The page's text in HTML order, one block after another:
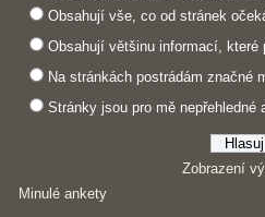
Obsahují vše, co od stránek
Obsahují většinu informací, které
Na stránkách postrádám značné
Stránky jsou pro mě nepřehledné
Zobrazení
Minulé ankety